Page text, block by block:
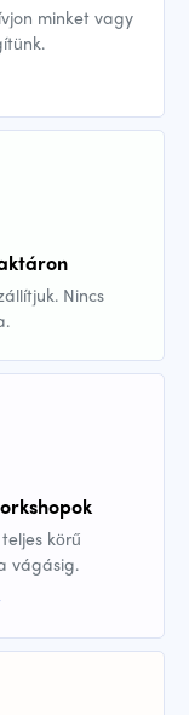
minket vagy
Nincs
körű
vágásig.